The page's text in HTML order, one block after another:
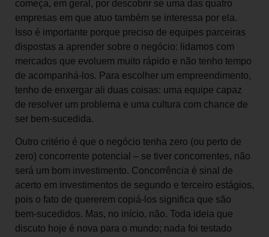
começa, em geral, por descobrir se uma das quatro
empresas em que atuo também se interessa por ela.
Isso é importante porque preciso de equipes parceiras
dispostas a aprender sobre o negócio: lidamos com
mercados que evoluem muito rápido e não tenho tempo
de acompanhá-los. Para escolher um empreendimento,
tenho de enxergar ali duas coisas: uma equipe capaz
de resolver um problema e uma cultura com chance de
ser bem-sucedida.
Outro critério é que o negócio tenha zero (ou perto de
zero) concorrente potencial – se tiver concorrentes, não
será um bom investimento. Concorrência é sinal de
acerto em investimentos de segundo e terceiro estágios,
pois o fato de quererem copiá-los significa que são
bem-sucedidos. Mas, no início, não. Toda ideia que
discuto hoje é nova para o mundo; nada foi testado